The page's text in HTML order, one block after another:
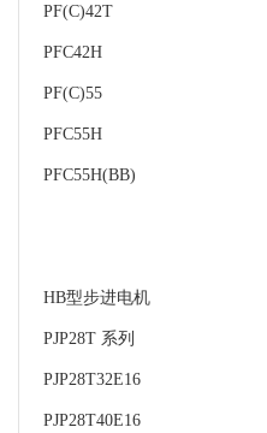
PF(C)42T
PFC42H
PF(C)55
PFC55H
PFC55H(BB)
HB型步进电机
PJP28T 系列
PJP28T32E16
PJP28T40E16